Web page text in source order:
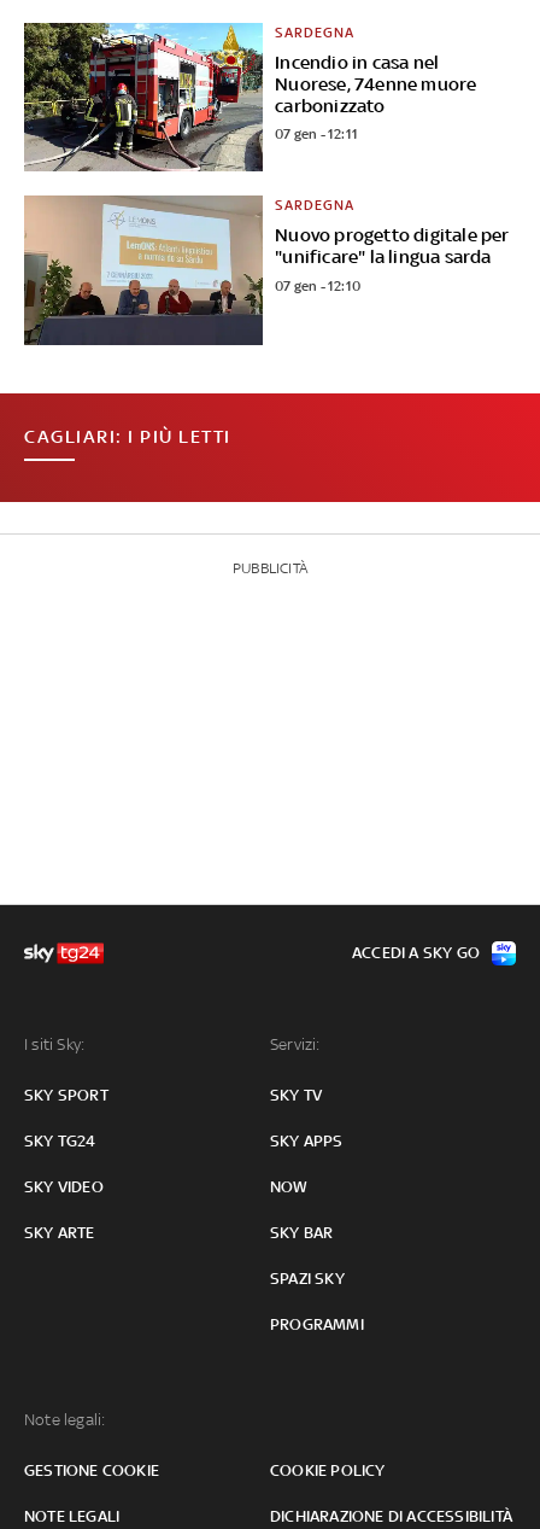
Incendio in casa nel
Nuorese, 74enne muore
carbonizzato
SARDEGNA
07 gen - 12:11
Nuovo progetto digitale per
"unificare" la lingua sarda
SARDEGNA
07 gen - 12:10
CAGLIARI: I PIÙ LETTI
PUBBLICITÀ
I siti Sky:
SKY SPORT
SKY TG24
SKY VIDEO
SKY ARTE
Servizi:
SKY TV
SKY APPS
NOW
SKY BAR
SPAZI SKY
PROGRAMMI
Note legali:
GESTIONE COOKIE COOKIE POLICY
NOTE LEGALI DICHIARAZIONE DI ACCESSIBILITÀ
ACCEDI A SKY GO